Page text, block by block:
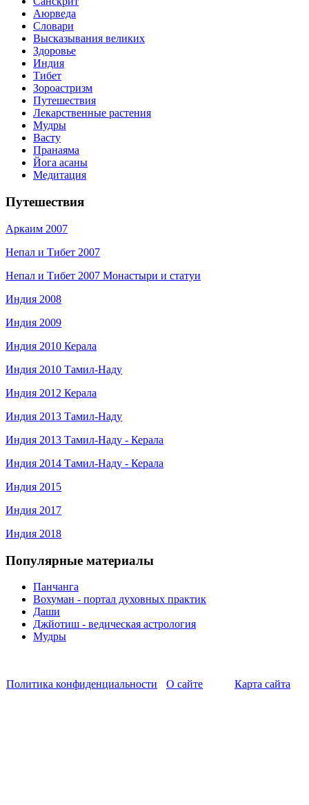
Аюрведа
Словари
Высказывания великих
Здоровье
Индия
Тибет
Зороастризм
Путешествия
Лекарственные растения
Мудры
Васту
Пранаяма
Йога асаны
Медитация
Путешествия
Аркаим 2007
Непал и Тибет 2007
Непал и Тибет 2007 Монастыри и статуи
Индия 2008
Индия 2009
Индия 2010 Керала
Индия 2010 Тамил-Наду
Индия 2012 Керала
Индия 2013 Тамил-Наду
Индия 2013 Тамил-Наду - Керала
Индия 2014 Тамил-Наду - Керала
Индия 2015
Индия 2017
Индия 2018
Популярные материалы
Панчанга
Вохуман - портал духовных практик
Даши
Джйотиш - ведическая астрология
Мудры
Политика конфиденциальности О сайте Карта сайта